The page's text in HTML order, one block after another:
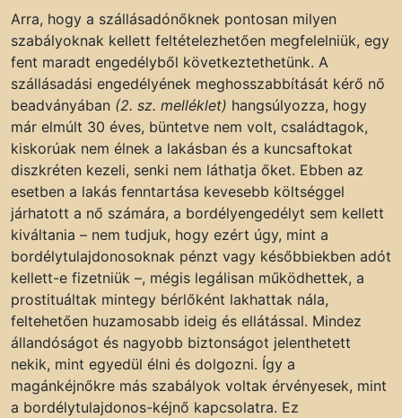
Arra, hogy a szállásadónőknek pontosan milyen
szabályoknak kellett feltételezhetően megfelelniük, egy
fent maradt engedélyből következtethetünk. A
szállásadási engedélyének meghosszabbítását kérő nő
beadványában (2. sz. melléklet) hangsúlyozza, hogy
már elmúlt 30 éves, büntetve nem volt, családtagok,
kiskorúak nem élnek a lakásban és a kuncsaftokat
diszkréten kezeli, senki nem láthatja őket. Ebben az
esetben a lakás fenntartása kevesebb költséggel
járhatott a nő számára, a bordélyengedélyt sem kellett
kiváltania – nem tudjuk, hogy ezért úgy, mint a
bordélytulajdonosoknak pénzt vagy későbbiekben adót
kellett-e fizetniük –, mégis legálisan működhettek, a
prostituáltak mintegy bérlőként lakhattak nála,
feltehetően huzamosabb ideig és ellátással. Mindez
állandóságot és nagyobb biztonságot jelenthetett
nekik, mint egyedül élni és dolgozni. Így a
magánkéjnőkre más szabályok voltak érvényesek, mint
a bordélytulajdonos-kéjnő kapcsolatra. Ez